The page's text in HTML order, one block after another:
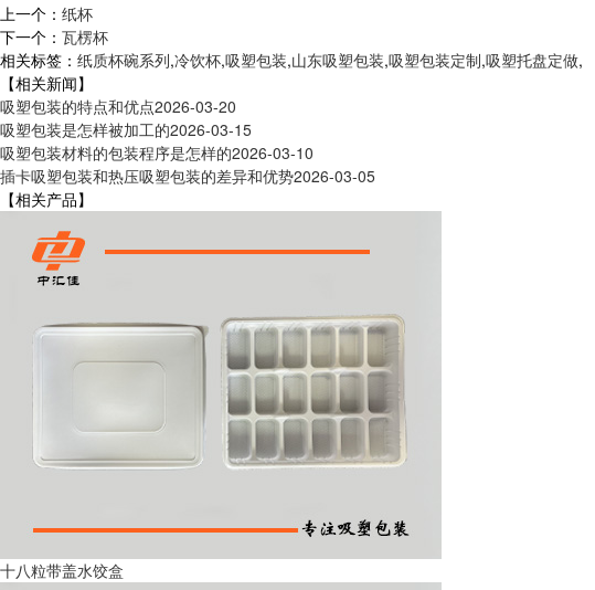
上一个： 纸杯
下一个： 瓦楞杯
相关标签： 纸质杯碗系列,冷饮杯,吸塑包装,山东吸塑包装,吸塑包装定制,吸塑托盘定做,
【相关新闻】
吸塑包装的特点和优点2026-03-20
吸塑包装是怎样被加工的2026-03-15
吸塑包装材料的包装程序是怎样的2026-03-10
插卡吸塑包装和热压吸塑包装的差异和优势2026-03-05
【相关产品】
十八粒带盖水饺盒